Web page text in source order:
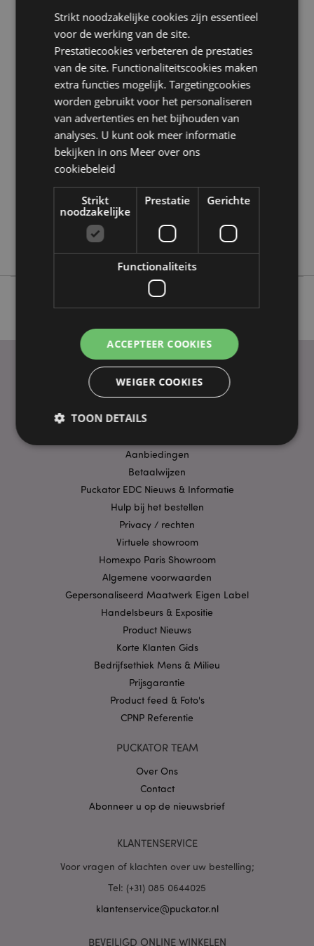
Zoekt u meer informatie over kopen bij Puckator?
Lees dan onzeklanten informatie gids.
Product eigenschappen
Hoogte 70cm (Approx) Breedte 33cm Diepte
2cm Hoop Diameter 33cm
5055071513022
24
0.110000
Nee
Lisa Parker
PRAKTISCHE LINKS
Bezorging/Verzending
Aanbiedingen
Betaalwijzen
Puckator EDC Nieuws & Informatie
Hulp bij het bestellen
Privacy / rechten
Virtuele showroom
Homexpo Paris Showroom
Algemene voorwaarden
Gepersonaliseerd Maatwerk Eigen Label
Handelsbeurs & Expositie
Product Nieuws
Korte Klanten Gids
Bedrijfsethiek Mens & Milieu
Prijsgarantie
Product feed & Foto's
CPNP Referentie
PUCKATOR TEAM
Over Ons
Contact
Abonneer u op de nieuwsbrief
KLANTENSERVICE
Voor vragen of klachten over uw bestelling;
Tel: (+31) 085 0644025
klantenservice@puckator.nl
BEVEILIGD ONLINE WINKELEN
Strikt noodzakelijke cookies zijn essentieel
voor de werking van de site.
Prestatiecookies verbeteren de prestaties
van de site. Functionaliteitscookies maken
extra functies mogelijk. Targetingcookies
worden gebruikt voor het personaliseren
van advertenties en het bijhouden van
analyses. U kunt ook meer informatie
bekijken in ons Meer over ons
cookiebeleid
Strikt
noodzakelijke
Prestatie Gerichte
Functionaliteits
ACCEPTEER COOKIES
WEIGER COOKIES
TOON DETAILS
Strikt noodzakelijke Prestatie
Functionaliteits
Strikt noodzakelijke cookies maken
kernfunctionaliteit van de website mogelijk, zoals
gebruikersaanmelding en accountbeheer. Zonder
goed gebruikt worden.
Naam
Domein
CookieScriptConsent
X-Magento-Vary
PHPSESSID
PHP.net
.www.puckator.nl